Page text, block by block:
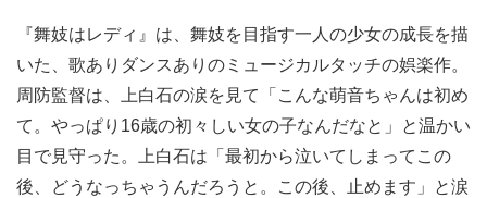
『舞妓はレディ』は、舞妓を目指す一人の少女の成長を描
いた、歌ありダンスありのミュージカルタッチの娯楽作。
周防監督は、上白石の涙を見て「こんな萌音ちゃんは初め
て。やっぱり16歳の初々しい女の子なんだなと」と温かい
目で見守った。上白石は「最初から泣いてしまってこの
後、どうなっちゃうんだろうと。この後、止めます」と涙